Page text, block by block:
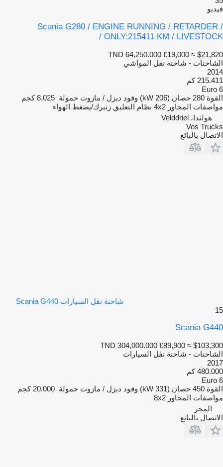
فيديو
Scania G280 / ENGINE RUNNING / RETARDER /
ONLY:215411 KM / LIVESTOCK /
TND 64,250.000 €19,000 ≈ $21,820
الشاحنات - شاحنة نقل المواشي
2014
215.411 كم
Euro 6
القوة 280 حصان (206 kW) وقود ديزل / مازوت حمولة 8.025 كجم
مواصفات المحاور 4x2 نظام التعليق زنبرك/بضغط الهواء
هولندا، Velddriel
Vos Trucks
الاتصال بالبائع
شاحنة نقل السيارات Scania G440
15
Scania G440
TND 304,000.000 €89,900 ≈ $103,300
الشاحنات - شاحنة نقل السيارات
2017
480.000 كم
Euro 6
القوة 450 حصان (331 kW) وقود ديزل / مازوت حمولة 20.000 كجم
مواصفات المحاور 8x2
المجر
الاتصال بالبائع